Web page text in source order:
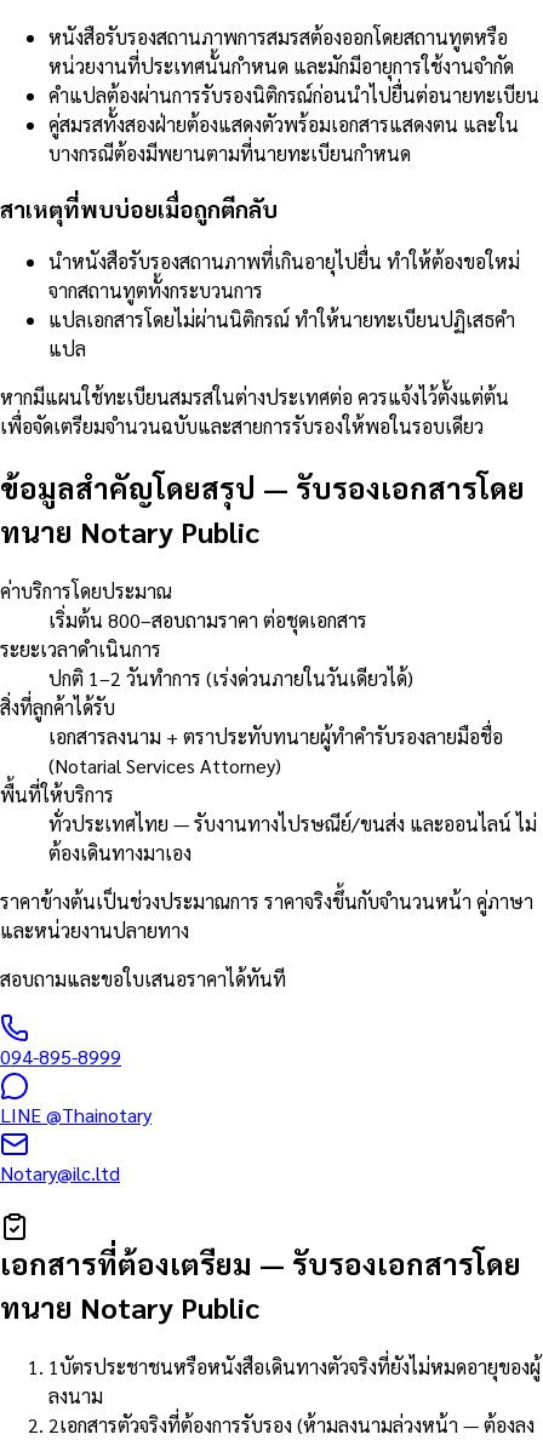
หนังสือรับรองสถานภาพการสมรสต้องออกโดยสถานทูตหรือ
หน่วยงานที่ประเทศนั้นกำหนด และมักมีอายุการใช้งานจำกัด
คำแปลต้องผ่านการรับรองนิติกรณ์ก่อนนำไปยื่นต่อนายทะเบียน
คู่สมรสทั้งสองฝ่ายต้องแสดงตัวพร้อมเอกสารแสดงตน และใน
บางกรณีต้องมีพยานตามที่นายทะเบียนกำหนด
สาเหตุที่พบบ่อยเมื่อถูกตีกลับ
นำหนังสือรับรองสถานภาพที่เกินอายุไปยื่น ทำให้ต้องขอใหม่
จากสถานทูตทั้งกระบวนการ
แปลเอกสารโดยไม่ผ่านนิติกรณ์ ทำให้นายทะเบียนปฏิเสธคำ
แปล
หากมีแผนใช้ทะเบียนสมรสในต่างประเทศต่อ ควรแจ้งไว้ตั้งแต่ต้น
เพื่อจัดเตรียมจำนวนฉบับและสายการรับรองให้พอในรอบเดียว
ข้อมูลสำคัญโดยสรุป — รับรองเอกสารโดย
ทนาย Notary Public
ค่าบริการโดยประมาณ
เริ่มต้น 800–สอบถามราคา ต่อชุดเอกสาร
ระยะเวลาดำเนินการ
ปกติ 1–2 วันทำการ (เร่งด่วนภายในวันเดียวได้)
สิ่งที่ลูกค้าได้รับ
เอกสารลงนาม + ตราประทับทนายผู้ทำคำรับรองลายมือชื่อ
(Notarial Services Attorney)
พื้นที่ให้บริการ
ทั่วประเทศไทย — รับงานทางไปรษณีย์/ขนส่ง และออนไลน์ ไม่
ต้องเดินทางมาเอง
ราคาข้างต้นเป็นช่วงประมาณการ ราคาจริงขึ้นกับจำนวนหน้า คู่ภาษา
และหน่วยงานปลายทาง
สอบถามและขอใบเสนอราคาได้ทันที
094-895-8999
LINE@Thainotary
Notary@ilc.ltd
เอกสารที่ต้องเตรียม — รับรองเอกสารโดย
ทนาย Notary Public
1บัตรประชาชนหรือหนังสือเดินทางตัวจริงที่ยังไม่หมดอายุของผู้
ลงนาม
2เอกสารตัวจริงที่ต้องการรับรอง (ห้ามลงนามล่วงหน้า — ต้องลง